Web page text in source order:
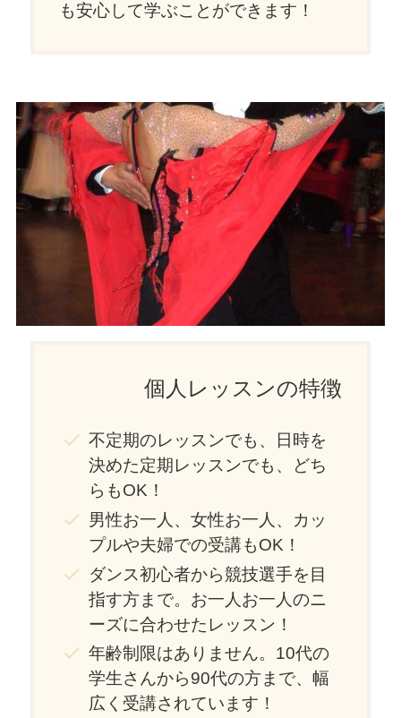
も安心して学ぶことができます！
個人レッスンの特徴
不定期のレッスンでも、日時を
決めた定期レッスンでも、どち
らもOK！
男性お一人、女性お一人、カッ
プルや夫婦での受講もOK！
ダンス初心者から競技選手を目
指す方まで。お一人お一人のニ
ーズに合わせたレッスン！
年齢制限はありません。10代の
学生さんから90代の方まで、幅
広く受講されています！